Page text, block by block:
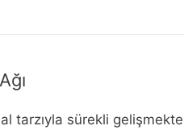
tarzıyla sürekli